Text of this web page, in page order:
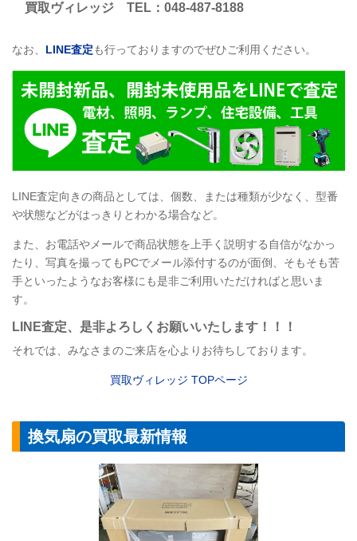
買取ヴィレッジ TEL ：048-487-8188
なお、 LINE査定も行っておりますのでぜひご利用ください。
LINE査定向きの商品としては、個数、または種類が少なく、型番
や状態などがはっきりとわかる場合など。
また、お電話やメールで商品状態を上手く説明する自信がなかっ
たり、写真を撮ってもPCでメール添付するのが面倒、そもそも苦
手といったようなお客様にも是非ご利用いただければと思いま
す。
LINE査定、是非よろしくお願いいたします！！！
それでは、みなさまのご来店を心よりお待ちしております。
買取ヴィレッジ TOPページ
換気扇の買取最新情報